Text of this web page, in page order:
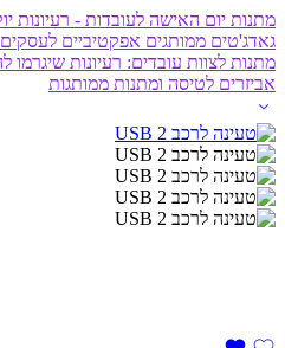
מתנות יום האישה לעובדות - רעיונות
גאדג'טים ממותגים אפקטיביים לעסקים
מתנות לצוות עובדים: רעיונות שיגרמו
אביזרים לטיסה ומתנות ממותגות